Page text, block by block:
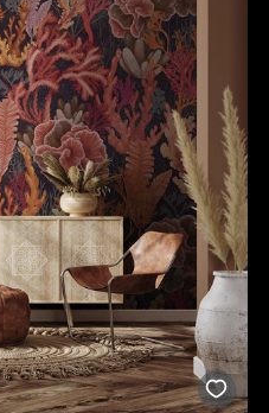
připomínají krásu
štětcem plynule a
stylu.
zahrnuje tapety s
které jsou vhodné pro
Některé modely vykazují
rovnováhu a harmonii v
výrazných barevných
okouzlující a eklektický
květinové tapety, které jsou
pokoj, s těmi, které
hmyz, což prostoru dodává
bylinkářství. Pro moderní a
koupelnu naše kolekce
anglický venkovský dům,
obkládané stěny. Tyto
ornamenty a dekorativními